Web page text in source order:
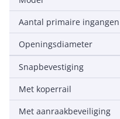
Aantal primaire ingangen
Openingsdiameter
Snapbevestiging
Met koperrail
Met aanraakbeveiliging